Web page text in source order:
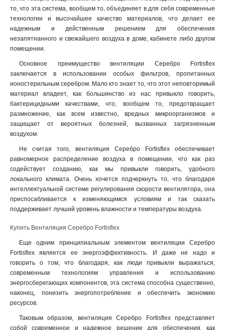
то, что эта система, вообщем то, объединяет в для себя современные
технологии и высочайшее качество материалов, что делает ее
надежным и действенным решением для обеспечения
незапятнанного и свежайшего воздуха в доме, кабинете либо другом
помещении.
Основное преимущество вентиляции Серебро Fortisflex
заключается в использовании особых фильтров, пропитанных
ионостерильным серебром. Мало кто знает то, что этот неповторимый
материал владеет, как большинство из нас привыкло говорить,
бактерицидными качествами, что, вообщем то, предотвращает
размножение, как всем известно, вредных микроорганизмов и
защищает от вероятных болезней, вызванных загрязненным
воздухом.
Не считая того, вентиляция Серебро Fortisflex обеспечивает
равномерное распределение воздуха в помещении, что как раз
содействует созданию, как мы привыкли говорить, удобного
локального климата. Очень хочется подчеркнуть то, что благодаря
интеллектуальной системе регулирования скорости вентилятора, она
приспосабливается к изменяющимся условиям и так сказать
поддерживает лучший уровень влажности и температуры воздуха.
Купить Вентиляция Серебро Fortisflex
Еще одним принципиальным элементом вентиляции Серебро
Fortisflex является ее энергоэффективность. И даже не надо и
говорить о том, что благодаря, как люди привыкли выражаться,
современным технологиям управления и использованию
энергосберегающих компонентов, эта система способна существенно,
наконец, понизить энергопотребление и обеспечить экономию
ресурсов.
Таковым образом, вентиляция Серебро Fortisflex представляет
собой современное и надежное решение для обеспечения, как